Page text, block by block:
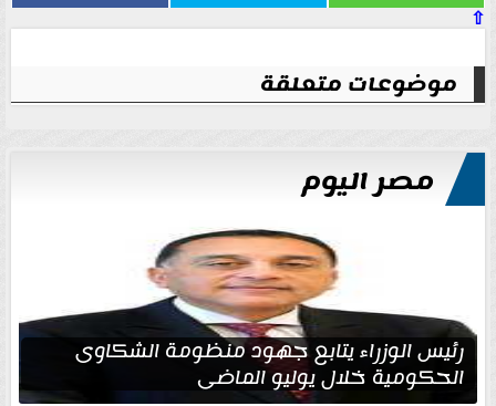
⇧
موضوعات متعلقة
مصر اليوم
رئيس الوزراء يتابع جهود منظومة الشكاوى
الحكومية خلال يوليو الماضي